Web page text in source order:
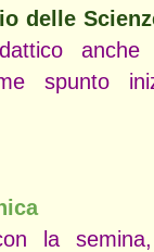
delle
spunto
la